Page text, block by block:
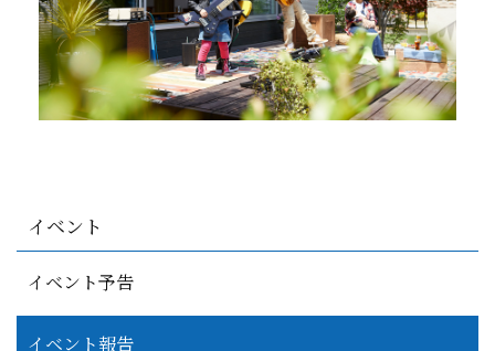
イベント
イベント予告
イベント報告